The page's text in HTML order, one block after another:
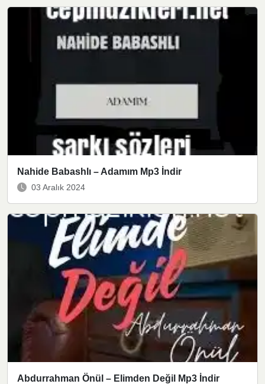
Nahide Babashlı – Adamım Mp3 İndir
03 Aralık 2024
Abdurrahman Önül – Elimden Değil Mp3 İndir